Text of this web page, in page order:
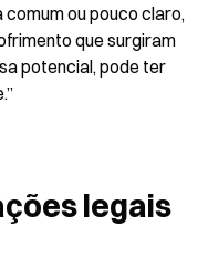
ou pouco claro,
que surgiram
potencial, pode ter
legais